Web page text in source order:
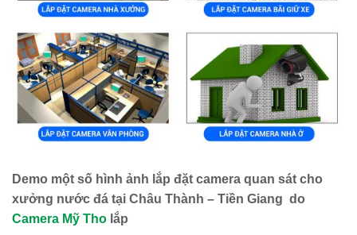
Demo một số hình ảnh lắp đặt camera quan sát cho
xưởng nước đá tại Châu Thành – Tiền Giang do
Camera Mỹ Tho lắp